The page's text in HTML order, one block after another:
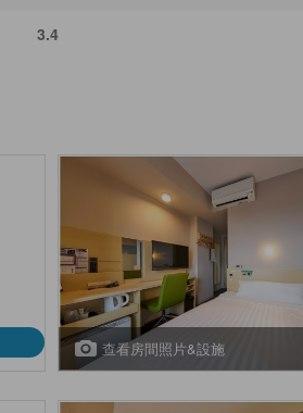
3.4
查看房間照片&設施